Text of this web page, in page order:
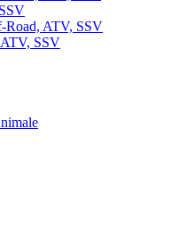
Road, ATV, SSV
SSV